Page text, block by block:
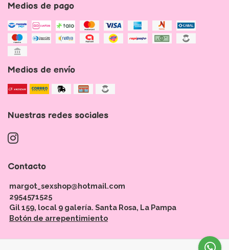
Medios de pago
Medios de envío
Nuestras redes sociales
Contacto
margot_sexshop@hotmail.com
2954571525
Gil 159, local 9 galería. Santa Rosa, La Pampa
Botón de arrepentimiento